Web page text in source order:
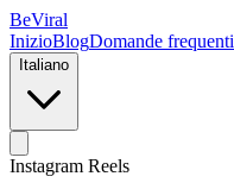
BeViral
InizioBlogDomande frequenti
Italiano
Instagram Reels